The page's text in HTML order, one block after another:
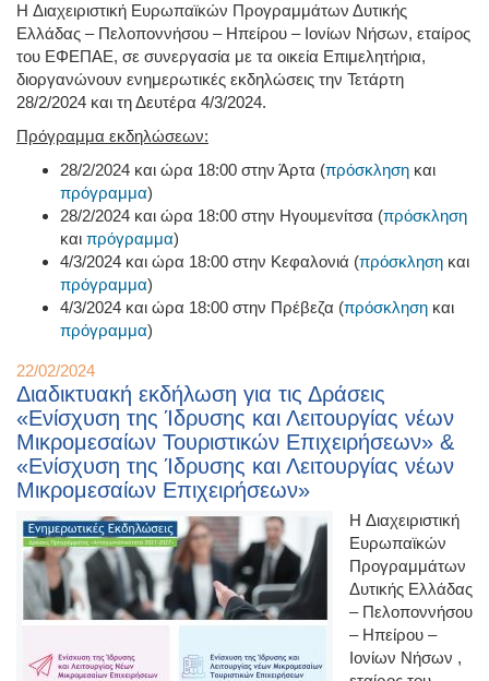
H Διαχειριστική Ευρωπαϊκών Προγραμμάτων Δυτικής
Ελλάδας – Πελοποννήσου – Ηπείρου – Ιονίων Νήσων, εταίρος
του ΕΦΕΠΑΕ, σε συνεργασία με τα οικεία Επιμελητήρια,
διοργανώνουν ενημερωτικές εκδηλώσεις την Τετάρτη
28/2/2024 και τη Δευτέρα 4/3/2024.
Πρόγραμμα εκδηλώσεων:
28/2/2024 και ώρα 18:00 στην Άρτα (πρόσκληση και
πρόγραμμα)
28/2/2024 και ώρα 18:00 στην Ηγουμενίτσα (πρόσκληση
και πρόγραμμα)
4/3/2024 και ώρα 18:00 στην Κεφαλονιά (πρόσκληση και
πρόγραμμα)
4/3/2024 και ώρα 18:00 στην Πρέβεζα (πρόσκληση και
πρόγραμμα)
22/02/2024
Διαδικτυακή εκδήλωση για τις Δράσεις
«Ενίσχυση της Ίδρυσης και Λειτουργίας νέων
Μικρομεσαίων Τουριστικών Επιχειρήσεων» &
«Ενίσχυση της Ίδρυσης και Λειτουργίας νέων
Μικρομεσαίων Επιχειρήσεων»
H Διαχειριστική
Ευρωπαϊκών
Προγραμμάτων
Δυτικής Ελλάδας
– Πελοποννήσου
– Ηπείρου –
Ιονίων Νήσων ,